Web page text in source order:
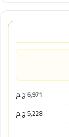
6,971 ج.م
5,228 ج.م